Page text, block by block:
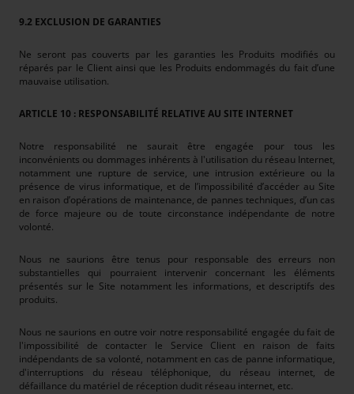
9.2 EXCLUSION DE GARANTIES
Ne seront pas couverts par les garanties les Produits modifiés ou
réparés par le Client ainsi que les Produits endommagés du fait d’une
mauvaise utilisation.
ARTICLE 10 : RESPONSABILITÉ RELATIVE AU SITE INTERNET
Notre responsabilité ne saurait être engagée pour tous les
inconvénients ou dommages inhérents à l'utilisation du réseau Internet,
notamment une rupture de service, une intrusion extérieure ou la
présence de virus informatique, et de l’impossibilité d’accéder au Site
en raison d’opérations de maintenance, de pannes techniques, d’un cas
de force majeure ou de toute circonstance indépendante de notre
volonté.
Nous ne saurions être tenus pour responsable des erreurs non
substantielles qui pourraient intervenir concernant les éléments
présentés sur le Site notamment les informations, et descriptifs des
produits.
Nous ne saurions en outre voir notre responsabilité engagée du fait de
l'impossibilité de contacter le Service Client en raison de faits
indépendants de sa volonté, notamment en cas de panne informatique,
d'interruptions du réseau téléphonique, du réseau internet, de
défaillance du matériel de réception dudit réseau internet, etc.